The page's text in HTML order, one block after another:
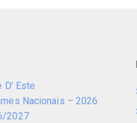
Este
Nacionais – 2026
2027